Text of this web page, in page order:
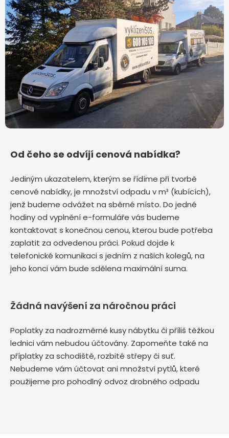
Od čeho se odvíjí cenová nabídka?
Jediným ukazatelem, kterým se řídíme při tvorbě
cenové nabídky, je množství odpadu v m³ (kubících),
jenž budeme odvážet na sběrné místo. Do jedné
hodiny od vyplnění e-formuláře vás budeme
kontaktovat s konečnou cenou, kterou bude potřeba
zaplatit za odvedenou práci. Pokud dojde k
telefonické komunikaci s jedním z našich kolegů, na
jeho konci vám bude sdělena maximální suma.
Žádná navýšení za náročnou práci
Poplatky za nadrozměrné kusy nábytku či příliš těžkou
lednici vám nebudou účtovány. Zapomeňte také na
příplatky za schodiště, rozbité střepy či suť.
Nebudeme vám účtovat ani množství pytlů, které
použijeme pro pohodlný odvoz drobného odpadu